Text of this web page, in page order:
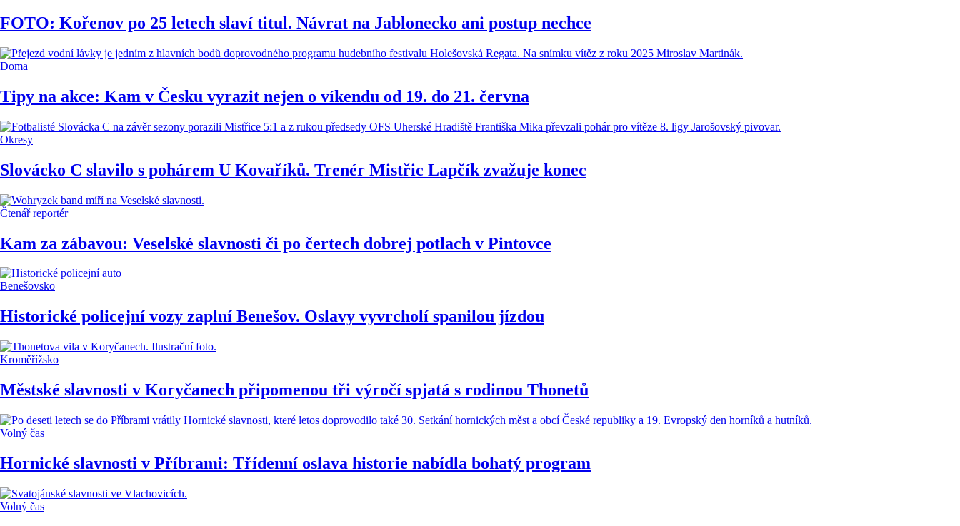
FOTO: Kořenov po 25 letech slaví titul. Návrat na Jablonecko ani postup nechce
Doma
Tipy na akce: Kam v Česku vyrazit nejen o víkendu od 19. do 21. června
Okresy
Slovácko C slavilo s pohárem U Kovaříků. Trenér Mistřic Lapčík zvažuje konec
Čtenář reportér
Kam za zábavou: Veselské slavnosti či po čertech dobrej potlach v Pintovce
Benešovsko
Historické policejní vozy zaplní Benešov. Oslavy vyvrcholí spanilou jízdou
Kroměřížsko
Městské slavnosti v Koryčanech připomenou tři výročí spjatá s rodinou Thonetů
Volný čas
Hornické slavnosti v Příbrami: Třídenní oslava historie nabídla bohatý program
Volný čas